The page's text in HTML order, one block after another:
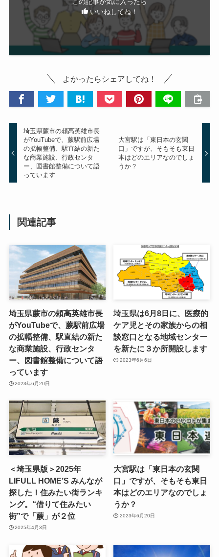
この記事が気に入ったら
いいねしてね！
よかったらシェアしてね！
埼玉県蕨市の頼髙英雄市長
がYouTubeで、蕨駅前広場
の拡幅整備、駅直結の新た
な商業施設、行政センタ
ー、図書館整備について語
っています
大宮駅は「東日本の玄関
口」ですが、そもそも東日
本はどのエリアなのでしょ
うか？
関連記事
埼玉県蕨市の頼髙英雄市長
がYouTubeで、蕨駅前広場
の拡幅整備、駅直結の新た
な商業施設、行政センタ
ー、図書館整備について語
っています
2023年6月20日
埼玉県は6月8日に、医療的
ケア児とその家族からの相
談窓口となる地域センター
を新たに３か所開設します
2023年6月6日
＜埼玉県版＞2025年
LIFULL HOME’S みんなが
探した！住みたい街ランキ
ング。“借りて住みたい
街”で「蕨」が２位
2025年4月3日
大宮駅は「東日本の玄関
口」ですが、そもそも東日
本はどのエリアなのでしょ
うか？
2023年6月20日